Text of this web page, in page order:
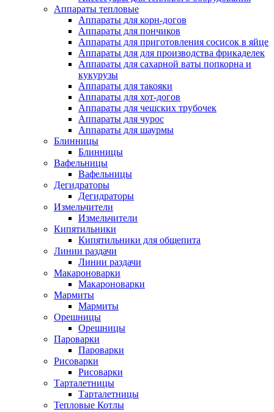
Аппараты тепловые
Аппараты для корн-догов
Аппараты для пончиков
Аппараты для приготовления сосисок в яйце
Аппараты для для производства фрикаделек
Аппараты для сахарной ваты попкорна и
кукурузы
Аппараты для такояки
Аппараты для хот-догов
Аппараты для чешских трубочек
Аппараты для чурос
Аппараты для шаурмы
Блинницы
Блинницы
Вафельницы
Вафельницы
Дегидраторы
Дегидраторы
Измельчители
Измельчители
Кипятильники
Кипятильники для общепита
Линии раздачи
Линии раздачи
Макароноварки
Макароноварки
Мармиты
Мармиты
Орешницы
Орешницы
Пароварки
Пароварки
Рисоварки
Рисоварки
Тарталетницы
Тарталетницы
Тепловые Котлы